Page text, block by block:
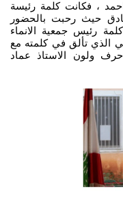
، فكانت كلمة رئيسة
حيث رحبت بالحضور
رئيس جمعية الانماء
تألق في كلمته مع
ولون الاستاذ عماد